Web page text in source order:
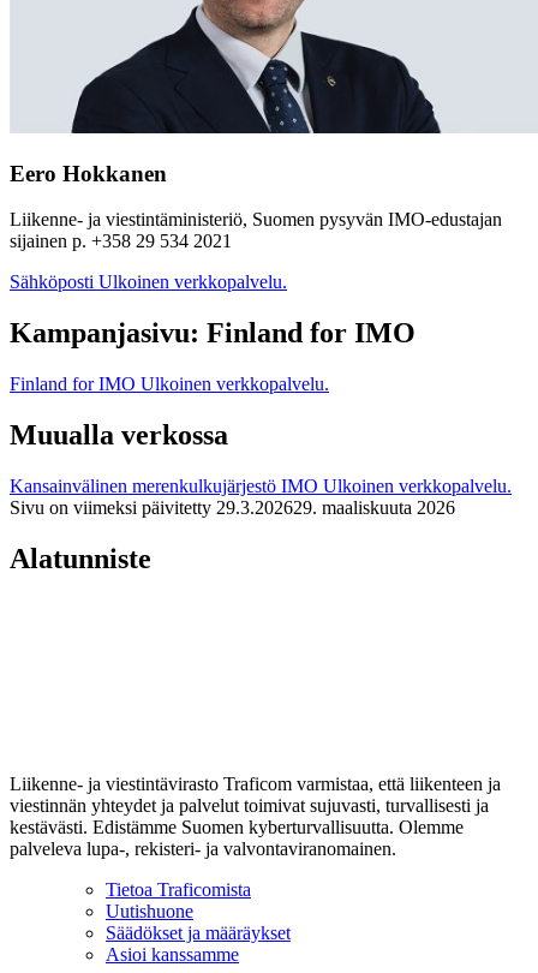
Eero Hokkanen
Liikenne- ja viestintäministeriö, Suomen pysyvän IMO-edustajan
sijainen p. +358 29 534 2021
Sähköposti Ulkoinen verkkopalvelu.
Kampanjasivu: Finland for IMO
Finland for IMO Ulkoinen verkkopalvelu.
Muualla verkossa
Kansainvälinen merenkulkujärjestö IMO Ulkoinen verkkopalvelu.
Sivu on viimeksi päivitetty 29.3.202629. maaliskuuta 2026
Alatunniste
Liikenne- ja viestintävirasto Traficom varmistaa, että liikenteen ja
viestinnän yhteydet ja palvelut toimivat sujuvasti, turvallisesti ja
kestävästi. Edistämme Suomen kyberturvallisuutta. Olemme
palveleva lupa-, rekisteri- ja valvontaviranomainen.
Tietoa Traficomista
Uutishuone
Säädökset ja määräykset
Asioi kanssamme